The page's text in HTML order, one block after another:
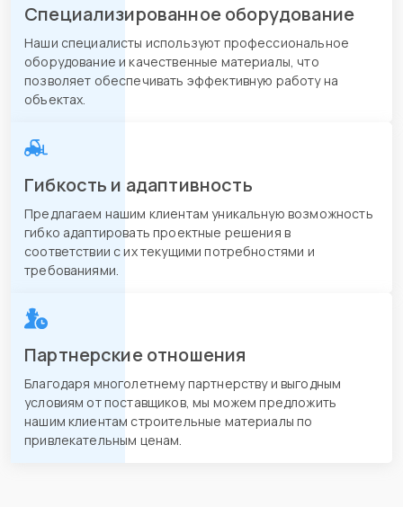
Специализированное оборудование
Наши специалисты используют профессиональное
оборудование и качественные материалы, что
позволяет обеспечивать эффективную работу на
объектах.
Гибкость и адаптивность
Предлагаем нашим клиентам уникальную возможность
гибко адаптировать проектные решения в
соответствии с их текущими потребностями и
требованиями.
Партнерские отношения
Благодаря многолетнему партнерству и выгодным
условиям от поставщиков, мы можем предложить
нашим клиентам строительные материалы по
привлекательным ценам.